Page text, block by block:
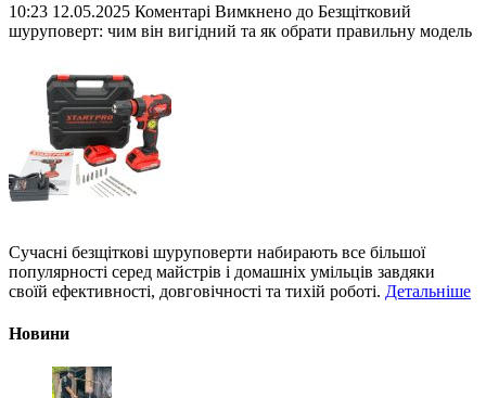
10:23 12.05.2025 Коментарі Вимкнено до Безщітковий
шуруповерт: чим він вигідний та як обрати правильну модель
Сучасні безщіткові шуруповерти набирають все більшої
популярності серед майстрів і домашніх умільців завдяки
своїй ефективності, довговічності та тихій роботі. Детальніше
Новини